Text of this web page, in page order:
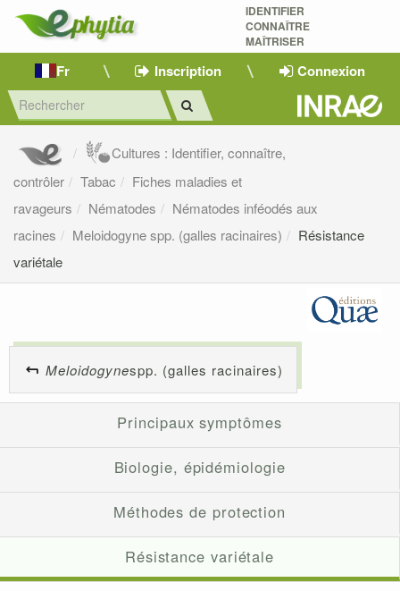
IDENTIFIER
CONNAÎTRE
MAÎTRISER
Fr Inscription Connexion
Cultures : Identifier, connaître,
contrôler
Tabac
Fiches maladies et
ravageurs
Nématodes
Nématodes inféodés aux
racines
Meloidogyne spp. (galles racinaires)
Résistance
variétale
Meloidogynespp. (galles racinaires)
Principaux symptômes
Biologie, épidémiologie
Méthodes de protection
Résistance variétale